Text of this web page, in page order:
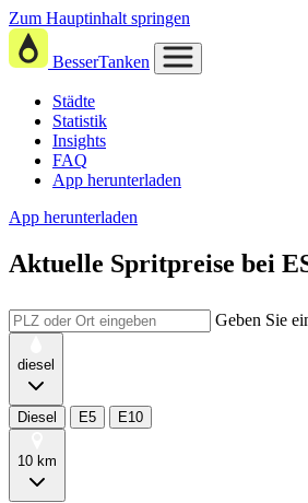
Zum Hauptinhalt springen
BesserTanken
Städte
Statistik
Insights
FAQ
App herunterladen
App herunterladen
Aktuelle Spritpreise bei
Geben Sie
diesel
Diesel E5 E10
10 km